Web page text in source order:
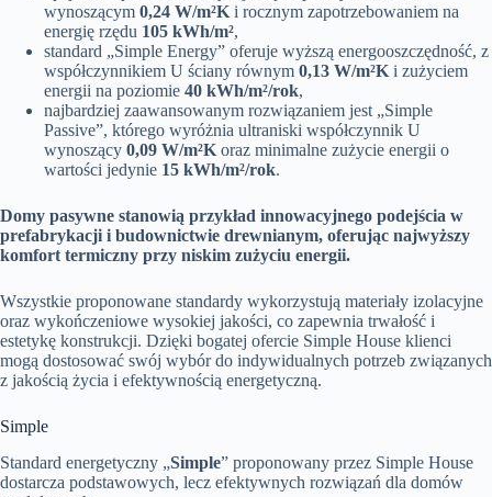
wynoszącym 0,24 W/m²K i rocznym zapotrzebowaniem na
energię rzędu 105 kWh/m²,
standard „Simple Energy” oferuje wyższą energooszczędność, z
współczynnikiem U ściany równym 0,13 W/m²K i zużyciem
energii na poziomie 40 kWh/m²/rok,
najbardziej zaawansowanym rozwiązaniem jest „Simple
Passive”, którego wyróżnia ultraniski współczynnik U
wynoszący 0,09 W/m²K oraz minimalne zużycie energii o
wartości jedynie 15 kWh/m²/rok.
Domy pasywne stanowią przykład innowacyjnego podejścia w
prefabrykacji i budownictwie drewnianym, oferując najwyższy
komfort termiczny przy niskim zużyciu energii.
Wszystkie proponowane standardy wykorzystują materiały izolacyjne
oraz wykończeniowe wysokiej jakości, co zapewnia trwałość i
estetykę konstrukcji. Dzięki bogatej ofercie Simple House klienci
mogą dostosować swój wybór do indywidualnych potrzeb związanych
z jakością życia i efektywnością energetyczną.
Simple
Standard energetyczny „Simple” proponowany przez Simple House
dostarcza podstawowych, lecz efektywnych rozwiązań dla domów